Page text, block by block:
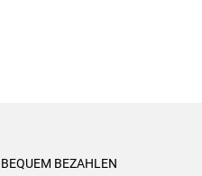
BEZAHLEN